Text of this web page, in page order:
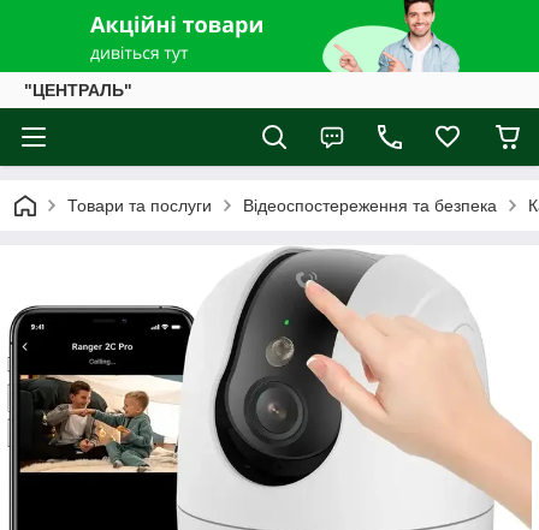
"ЦЕНТРАЛЬ"
Товари та послуги Відеоспостереження та безпека